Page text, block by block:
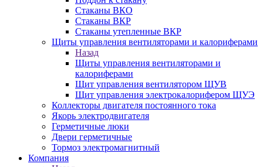
Стаканы ВКО
Стаканы ВКР
Стаканы утепленные ВКР
Щиты управления вентиляторами и калориферами
Назад
Щиты управления вентиляторами и
калориферами
Щит управления вентилятором ЩУВ
Щит управления электрокалорифером ЩУЭ
Коллекторы двигателя постоянного тока
Якорь электродвигателя
Герметичные люки
Двери герметичные
Тормоз электромагнитный
Компания